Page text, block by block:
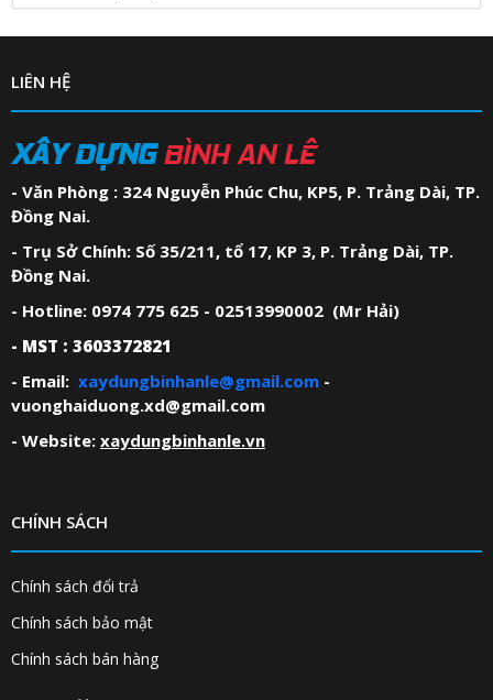
LIÊN HỆ
XÂY DỰNG BÌNH AN LÊ
- Văn Phòng : 324 Nguyễn Phúc Chu, KP5, P. Trảng Dài, TP.
Đồng Nai.
- Trụ Sở Chính: Số 35/211, tổ 17, KP 3, P. Trảng Dài, TP.
Đồng Nai.
- Hotline: 0974 775 625 - 02513990002 (Mr Hải)
- MST : 3603372821
- Email: xaydungbinhanle@gmail.com -
vuonghaiduong.xd@gmail.com
- Website: xaydungbinhanle.vn
CHÍNH SÁCH
Chính sách đổi trả
Chính sách bảo mật
Chính sách bán hàng